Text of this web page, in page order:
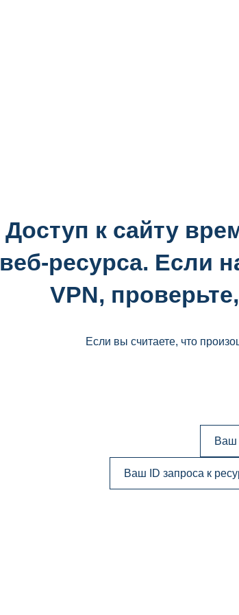
Доступ к сайту
веб-ресурса. Если
VPN,
Если вы считаете, что
Ваш
Ваш ID запроса к